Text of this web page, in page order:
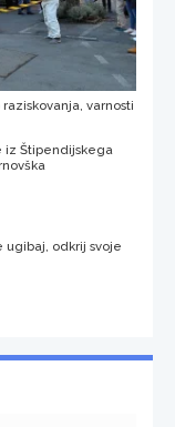
varnosti
iz Štipendijskega
ugibaj, odkrij svoje